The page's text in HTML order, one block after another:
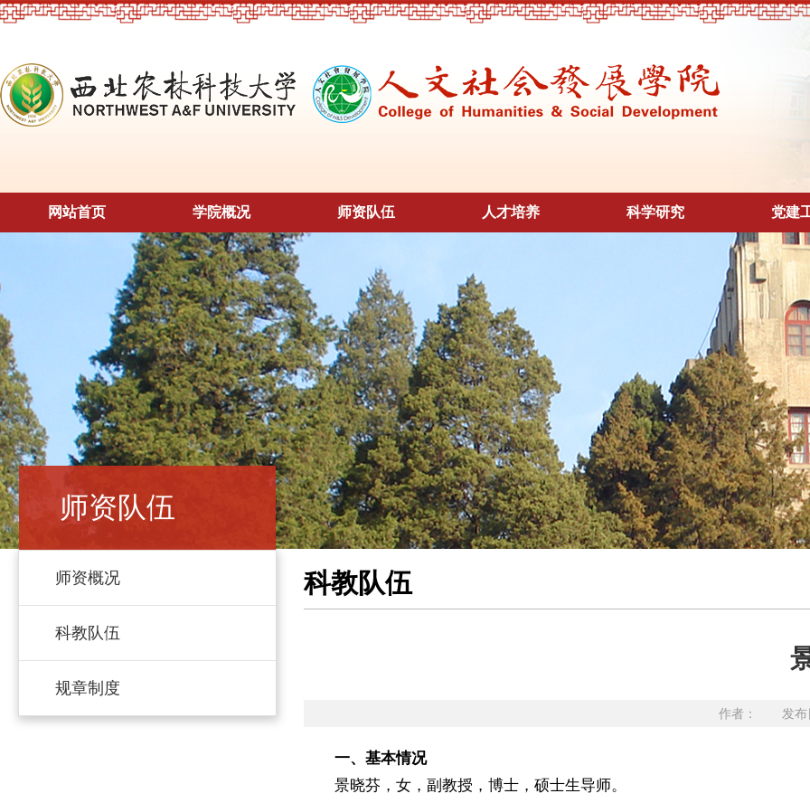
网站首页 学院概况 师资队伍 人才培养 科学研究 党建
师资队伍
师资概况
科教队伍
规章制度
科教队伍
作者： 发布
一、基本情况
景晓芬，女，副教授，博士，硕士生导师。